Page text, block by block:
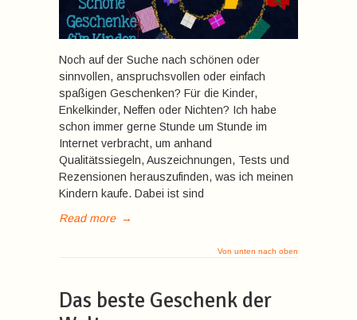
Noch auf der Suche nach schönen oder
sinnvollen, anspruchsvollen oder einfach
spaßigen Geschenken? Für die Kinder,
Enkelkinder, Neffen oder Nichten? Ich habe
schon immer gerne Stunde um Stunde im
Internet verbracht, um anhand
Qualitätssiegeln, Auszeichnungen, Tests und
Rezensionen herauszufinden, was ich meinen
Kindern kaufe. Dabei ist sind
Read more →
Von unten nach oben
Das beste Geschenk der